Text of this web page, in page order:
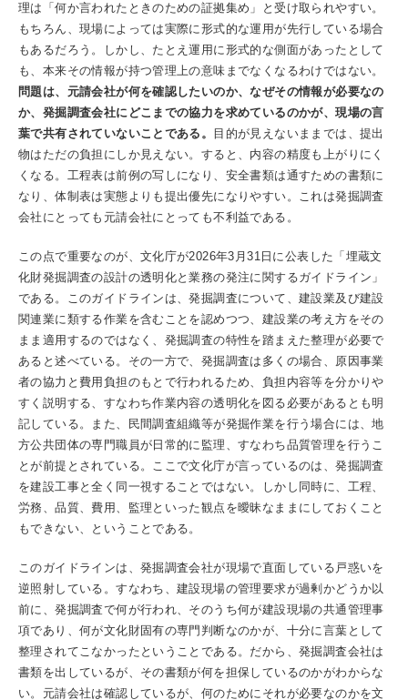
理は「何か言われたときのための証拠集め」と受け取られやすい。
もちろん、現場によっては実際に形式的な運用が先行している場合
もあるだろう。しかし、たとえ運用に形式的な側面があったとして
も、本来その情報が持つ管理上の意味までなくなるわけではない。
問題は、元請会社が何を確認したいのか、なぜその情報が必要なの
か、発掘調査会社にどこまでの協力を求めているのかが、現場の言
葉で共有されていないことである。
目的が見えないままでは、提出
物はただの負担にしか見えない。すると、内容の精度も上がりにく
くなる。工程表は前例の写しになり、安全書類は通すための書類に
なり、体制表は実態よりも提出優先になりやすい。これは発掘調査
会社にとっても元請会社にとっても不利益である。
この点で重要なのが、文化庁が2026年3月31日に公表した「埋蔵文
化財発掘調査の設計の透明化と業務の発注に関するガイドライン」
である。このガイドラインは、発掘調査について、建設業及び建設
関連業に類する作業を含むことを認めつつ、建設業の考え方をその
まま適用するのではなく、発掘調査の特性を踏まえた整理が必要で
あると述べている。その一方で、発掘調査は多くの場合、原因事業
者の協力と費用負担のもとで行われるため、負担内容等を分かりや
すく説明する、すなわち作業内容の透明化を図る必要があるとも明
記している。また、民間調査組織等が発掘作業を行う場合には、地
方公共団体の専門職員が日常的に監理、すなわち品質管理を行うこ
とが前提とされている。ここで文化庁が言っているのは、発掘調査
を建設工事と全く同一視することではない。しかし同時に、工程、
労務、品質、費用、監理といった観点を曖昧なままにしておくこと
もできない、ということである。
このガイドラインは、発掘調査会社が現場で直面している戸惑いを
逆照射している。すなわち、建設現場の管理要求が過剰かどうか以
前に、発掘調査で何が行われ、そのうち何が建設現場の共通管理事
項であり、何が文化財固有の専門判断なのかが、十分に言葉として
整理されてこなかったということである。だから、発掘調査会社は
書類を出しているが、その書類が何を担保しているのかがわからな
い。元請会社は確認しているが、何のためにそれが必要なのかを文